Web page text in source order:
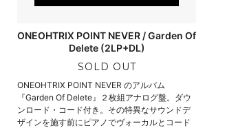
ONEOHTRIX POINT NEVER / Garden Of
Delete (2LP+DL)
SOLD OUT
ONEOHTRIX POINT NEVER のアルバム
『Garden Of Delete』２枚組アナログ盤。ダウ
ンロード・コード付き。その特異なサウンドデ
ザインを施す前にピアノでヴォーカルとコード